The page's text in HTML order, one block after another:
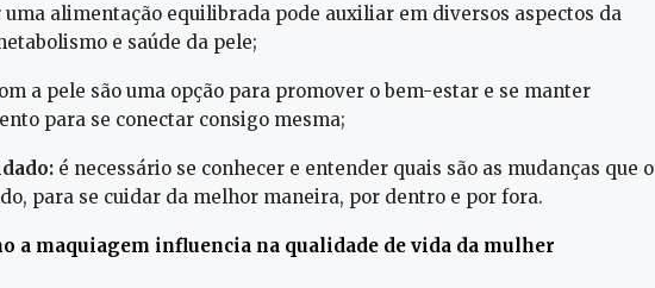
uma alimentação equilibrada pode auxiliar em diversos aspectos da
e saúde da pele;
a pele são uma opção para promover o bem-estar e se manter
para se conectar consigo mesma;
é necessário se conhecer e entender quais são as mudanças que o
para se cuidar da melhor maneira, por dentro e por fora.
a maquiagem influencia na qualidade de vida da mulher